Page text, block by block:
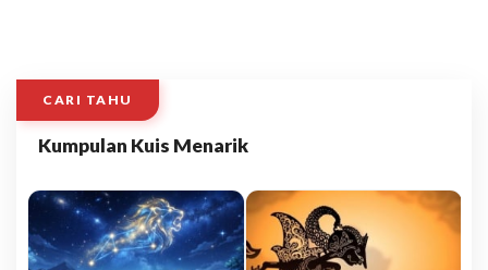
CARI TAHU
Kumpulan Kuis Menarik